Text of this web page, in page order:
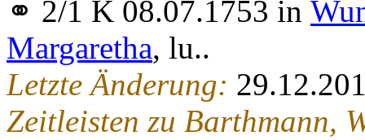
⚭ 2/1 K 08.07.1753 in
Margaretha, lu..
Letzte Änderung:
Zeitleisten zu Barthmann,